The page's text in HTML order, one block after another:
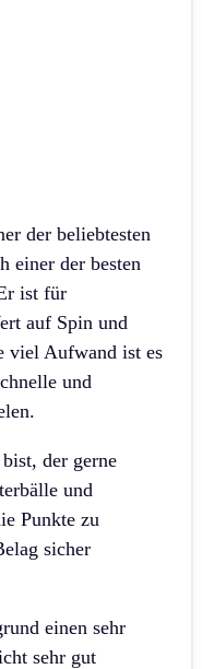
der beliebtesten
einer der besten
ist für
auf Spin und
viel Aufwand ist es
und
der gerne
und
Punkte zu
sicher
einen sehr
sehr gut